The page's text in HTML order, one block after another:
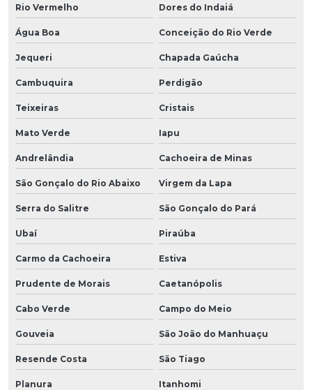
Rio Vermelho Dores do Indaiá
Água Boa Conceição do Rio Verde
Jequeri Chapada Gaúcha
Cambuquira Perdigão
Teixeiras Cristais
Mato Verde Iapu
Andrelândia Cachoeira de Minas
São Gonçalo do Rio Abaixo Virgem da Lapa
Serra do Salitre São Gonçalo do Pará
Ubaí Piraúba
Carmo da Cachoeira Estiva
Prudente de Morais Caetanópolis
Cabo Verde Campo do Meio
Gouveia São João do Manhuaçu
Resende Costa São Tiago
Planura Itanhomi